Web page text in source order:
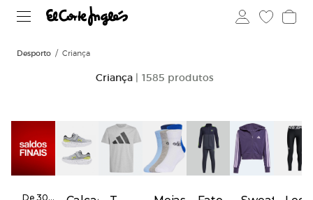
Desporto Criança
Criança | 1585 produtos
De 30